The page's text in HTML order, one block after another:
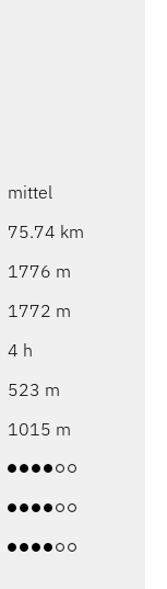
mittel
75.74 km
1776 m
1772 m
4 h
523 m
1015 m